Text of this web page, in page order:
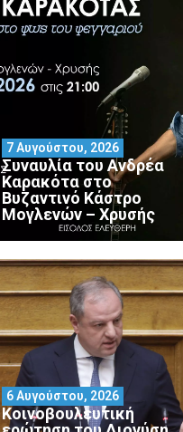
Συναυλία του Ανδρέα
Καρακότα στο
Βυζαντινό Κάστρο
Μογλενών – Χρυσής
7 Αυγούστου, 2026
Κοινοβουλευτική
6 Αυγούστου, 2026